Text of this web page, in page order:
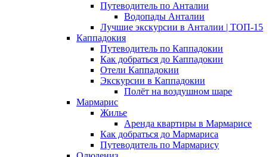
Путеводитель по Анталии
Водопады Анталии
Лучшие экскурсии в Анталии | ТОП-15
Каппадокия
Путеводитель по Каппадокии
Как добраться до Каппадокии
Отели Каппадокии
Экскурсии в Каппадокии
Полёт на воздушном шаре
Мармарис
Жилье
Аренда квартиры в Мармарисе
Как добраться до Мармариса
Путеводитель по Мармарису